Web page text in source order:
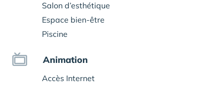
Salon d’esthétique
Espace bien-être
Piscine
Animation
Accès Internet